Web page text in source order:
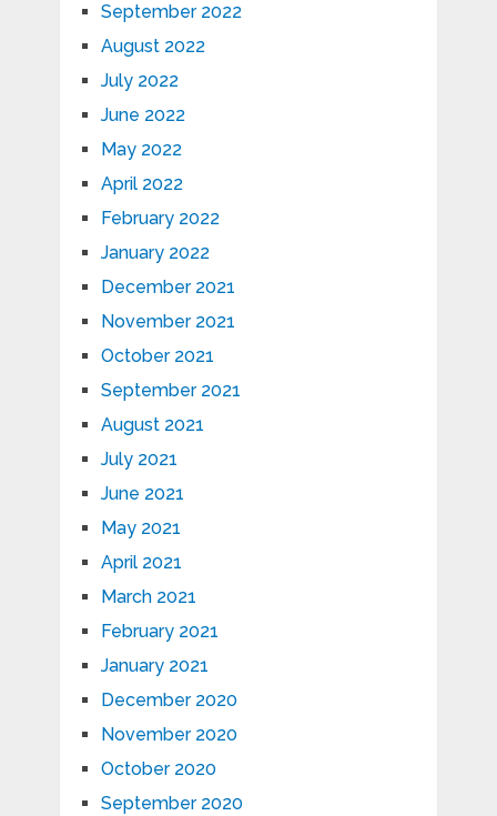
September 2022
August 2022
July 2022
June 2022
May 2022
April 2022
February 2022
January 2022
December 2021
November 2021
October 2021
September 2021
August 2021
July 2021
June 2021
May 2021
April 2021
March 2021
February 2021
January 2021
December 2020
November 2020
October 2020
September 2020